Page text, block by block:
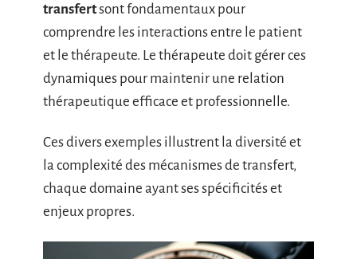
transfertsont fondamentaux pour
comprendre les interactions entre le patient
et le thérapeute. Le thérapeute doit gérer ces
dynamiques pour maintenir une relation
thérapeutique efficace et professionnelle.
Ces divers exemples illustrent la diversité et
la complexité des mécanismes de transfert,
chaque domaine ayant ses spécificités et
enjeux propres.